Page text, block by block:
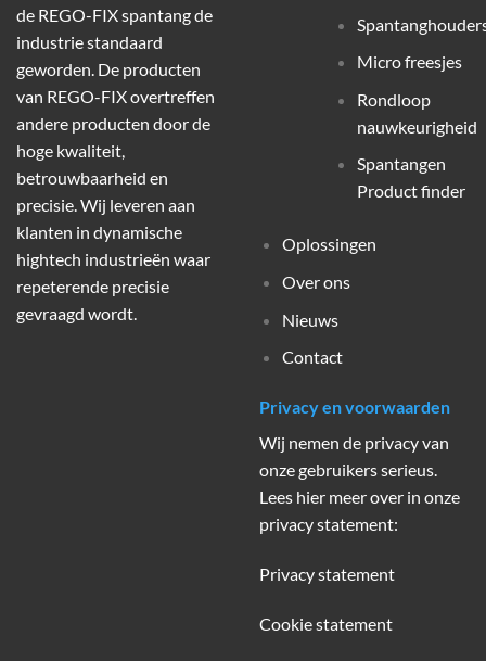
de REGO-FIX spantang de
industrie standaard
geworden. De producten
van REGO-FIX overtreffen
andere producten door de
hoge kwaliteit,
betrouwbaarheid en
precisie. Wij leveren aan
klanten in dynamische
hightech industrieën waar
repeterende precisie
gevraagd wordt.
Micro freesjes
Rondloop
nauwkeurigheid
Spantangen
Product finder
Oplossingen
Over ons
Nieuws
Contact
Privacy en voorwaarden
Wij nemen de privacy van
onze gebruikers serieus.
Lees hier meer over in onze
privacy statement:
Privacy statement
Cookie statement